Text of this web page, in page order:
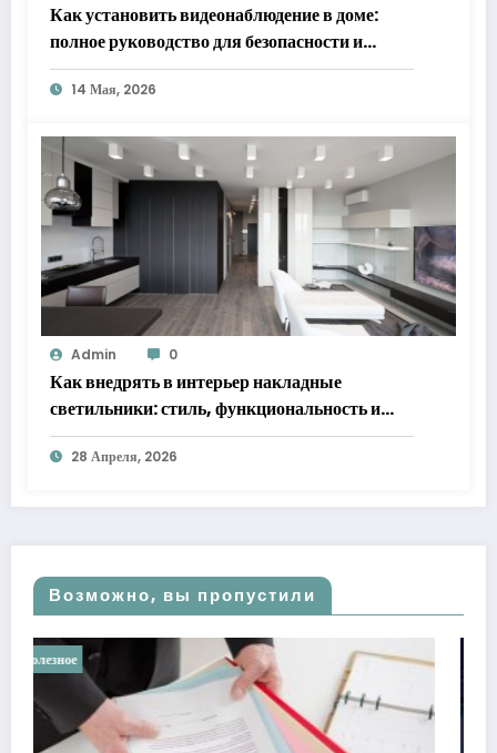
Как установить видеонаблюдение в доме:
полное руководство для безопасности и
спокойствия
14 Мая, 2026
Admin 0
Как внедрять в интерьер накладные
светильники: стиль, функциональность и
практические решения
28 Апреля, 2026
Возможно, вы пропустили
Полезное